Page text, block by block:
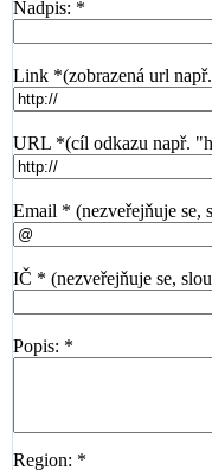
Nadpis: *
Link *(zobrazená url
URL *(cíl odkazu např.
Email * (nezveřejňuje se,
IČ * (nezveřejňuje se,
Popis: *
Region: *